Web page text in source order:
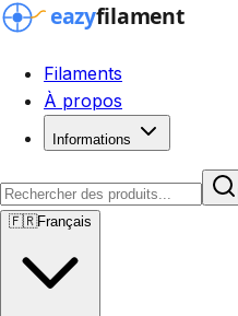
Filaments
À propos
Informations
🇫🇷Français